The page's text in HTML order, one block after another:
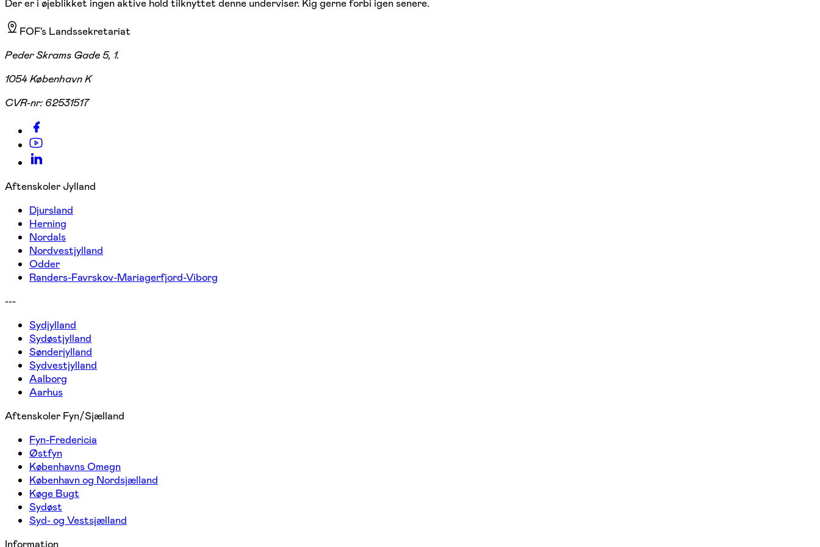
Der er i øjeblikket ingen aktive hold tilknyttet denne underviser. Kig gerne forbi igen senere.
FOF's Landssekretariat
Peder Skrams Gade 5, 1.
1054 København K
CVR-nr: 62531517
Aftenskoler Jylland
Djursland
Herning
Nordals
Nordvestjylland
Odder
Randers-Favrskov-Mariagerfjord-Viborg
---
Sydjylland
Sydøstjylland
Sønderjylland
Sydvestjylland
Aalborg
Aarhus
Aftenskoler Fyn/Sjælland
Fyn-Fredericia
Østfyn
Københavns Omegn
København og Nordsjælland
Køge Bugt
Sydøst
Syd- og Vestsjælland
Information